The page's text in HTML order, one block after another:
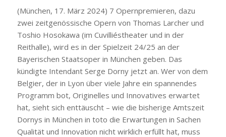
(München, 17. März 2024) 7 Opernpremieren, dazu
zwei zeitgenössische Opern von Thomas Larcher und
Toshio Hosokawa (im Cuvilliéstheater und in der
Reithalle), wird es in der Spielzeit 24/25 an der
Bayerischen Staatsoper in München geben. Das
kündigte Intendant Serge Dorny jetzt an. Wer von dem
Belgier, der in Lyon über viele Jahre ein spannendes
Programm bot, Originelles und Innovatives erwartet
hat, sieht sich enttäuscht – wie die bisherige Amtszeit
Dornys in München in toto die Erwartungen in Sachen
Qualität und Innovation nicht wirklich erfüllt hat, muss